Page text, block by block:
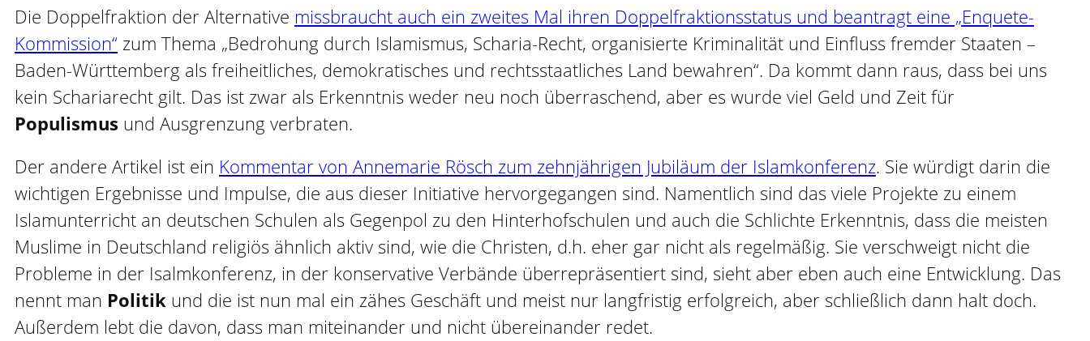
Die Doppelfraktion der Alternative missbraucht auch ein zweites Mal ihren Doppelfraktionsstatus und beantragt eine „Enquete-
Kommission“ zum Thema „Bedrohung durch Islamismus, Scharia-Recht, organisierte Kriminalität und Einfluss fremder Staaten –
Baden-Württemberg als freiheitliches, demokratisches und rechtsstaatliches Land bewahren“. Da kommt dann raus, dass bei uns
kein Schariarecht gilt. Das ist zwar als Erkenntnis weder neu noch überraschend, aber es wurde viel Geld und Zeit für
Populismus und Ausgrenzung verbraten.
Der andere Artikel ist ein Kommentar von Annemarie Rösch zum zehnjährigen Jubiläum der Islamkonferenz. Sie würdigt darin die
wichtigen Ergebnisse und Impulse, die aus dieser Initiative hervorgegangen sind. Namentlich sind das viele Projekte zu einem
Islamunterricht an deutschen Schulen als Gegenpol zu den Hinterhofschulen und auch die Schlichte Erkenntnis, dass die meisten
Muslime in Deutschland religiös ähnlich aktiv sind, wie die Christen, d.h. eher gar nicht als regelmäßig. Sie verschweigt nicht die
Probleme in der Isalmkonferenz, in der konservative Verbände überrepräsentiert sind, sieht aber eben auch eine Entwicklung. Das
nennt man Politik und die ist nun mal ein zähes Geschäft und meist nur langfristig erfolgreich, aber schließlich dann halt doch.
Außerdem lebt die davon, dass man miteinander und nicht übereinander redet.